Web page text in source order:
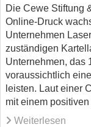
Die Cewe Stiftung
Online-Druck
Unternehmen
zuständigen
Unternehmen, das
voraussichtlich
leisten. Laut einer
mit einem
Weiterlesen